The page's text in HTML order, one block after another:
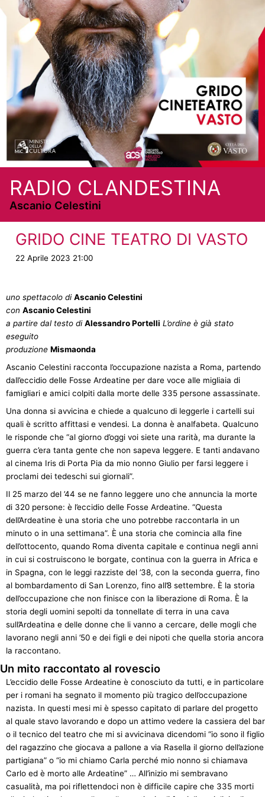
RADIO CLANDESTINA
Ascanio Celestini
GRIDO CINE TEATRO DI VASTO
22 Aprile 2023 21:00
uno spettacolo di Ascanio Celestini
con Ascanio Celestini
a partire dal testo di Alessandro Portelli L’ordine è già stato
eseguito
produzione Mismaonda
Ascanio Celestini racconta l’occupazione nazista a Roma, partendo
dall’eccidio delle Fosse Ardeatine per dare voce alle migliaia di
famigliari e amici colpiti dalla morte delle 335 persone assassinate.
Una donna si avvicina e chiede a qualcuno di leggerle i cartelli sui
quali è scritto affittasi e vendesi. La donna è analfabeta. Qualcuno
le risponde che “al giorno d’oggi voi siete una rarità, ma durante la
guerra c’era tanta gente che non sapeva leggere. E tanti andavano
al cinema Iris di Porta Pia da mio nonno Giulio per farsi leggere i
proclami dei tedeschi sui giornali”.
Il 25 marzo del ’44 se ne fanno leggere uno che annuncia la morte
di 320 persone: è l’eccidio delle Fosse Ardeatine. “Questa
dell’Ardeatine è una storia che uno potrebbe raccontarla in un
minuto o in una settimana”. È una storia che comincia alla fine
dell’ottocento, quando Roma diventa capitale e continua negli anni
in cui si costruiscono le borgate, continua con la guerra in Africa e
in Spagna, con le leggi razziste del ’38, con la seconda guerra, fino
al bombardamento di San Lorenzo, fino all’8 settembre. È la storia
dell’occupazione che non finisce con la liberazione di Roma. È la
storia degli uomini sepolti da tonnellate di terra in una cava
sull’Ardeatina e delle donne che li vanno a cercare, delle mogli che
lavorano negli anni ’50 e dei figli e dei nipoti che quella storia ancora
la raccontano.
Un mito raccontato al rovescio
L’eccidio delle Fosse Ardeatine è conosciuto da tutti, e in particolare
per i romani ha segnato il momento più tragico dell’occupazione
nazista. In questi mesi mi è spesso capitato di parlare del progetto
al quale stavo lavorando e dopo un attimo vedere la cassiera del bar
o il tecnico del teatro che mi si avvicinava dicendomi “io sono il figlio
del ragazzino che giocava a pallone a via Rasella il giorno dell’azione
partigiana” o “io mi chiamo Carla perché mio nonno si chiamava
Carlo ed è morto alle Ardeatine” … All’inizio mi sembravano
casualità, ma poi riflettendoci non è difficile capire che 335 morti